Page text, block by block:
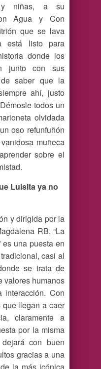
y niñas, a su
Agua y Con
que se lava
está listo para
donde los
junto con sus
saber que la
ahí, justo
todos un
olvidada
oso refunfuñón
muñeca
sobre el
Luisita ya no
y dirigida por la
RB, “La
una puesta en
casi al
se trata de
valores humanos
Con
llegan a caer
claramente a
por la misma
con buen
gracias a una